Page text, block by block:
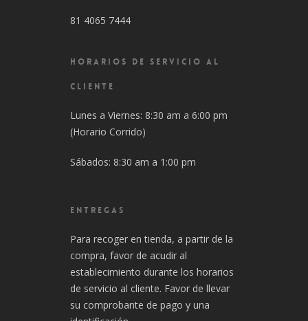
81 4065 7444
HORARIOS DE SERVICIO AL
CLIENTE
Lunes a Viernes: 8:30 am a 6:00 pm
(Horario Corrido)
Sábados: 8:30 am a 1:00 pm
ENTREGAS
Para recoger en tienda, a partir de la
compra, favor de acudir al
establecimiento durante los horarios
de servicio al cliente. Favor de llevar
su comprobante de pago y una